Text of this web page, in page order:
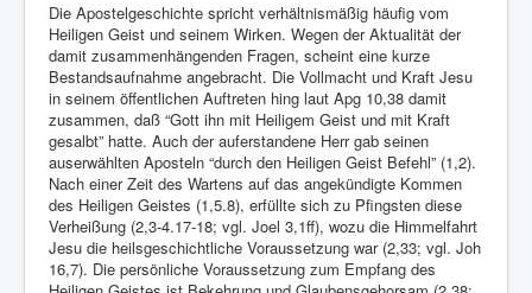
Links
Linux and Open Source
Die Apostelgeschichte spricht verhältnismäßig häufig vom
Heiligen Geist und seinem Wirken. Wegen der Aktualität der
damit zusammenhängenden Fragen, scheint eine kurze
Bestandsaufnahme angebracht. Die Vollmacht und Kraft Jesu
in seinem öffentlichen Auftreten hing laut Apg 10,38 damit
zusammen, daß “Gott ihn mit Heiligem Geist und mit Kraft
gesalbt” hatte. Auch der auferstandene Herr gab seinen
auserwählten Aposteln “durch den Heiligen Geist Befehl” (1,2).
Nach einer Zeit des Wartens auf das angekündigte Kommen
des Heiligen Geistes (1,5.8), erfüllte sich zu Pfingsten diese
Verheißung (2,3-4.17-18; vgl. Joel 3,1ff), wozu die Himmelfahrt
Jesu die heilsgeschichtliche Voraussetzung war (2,33; vgl. Joh
16,7). Die persönliche Voraussetzung zum Empfang des